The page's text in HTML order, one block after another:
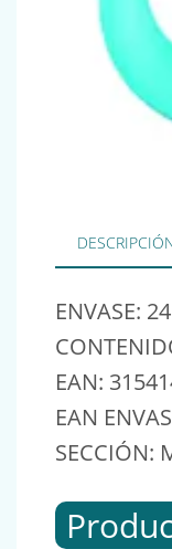
ENVASE: 24
EAN:
EAN
SECCIÓN: